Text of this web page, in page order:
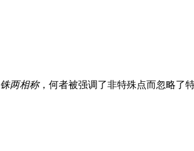
铢两相称，何者被强调了非特殊点而忽略了